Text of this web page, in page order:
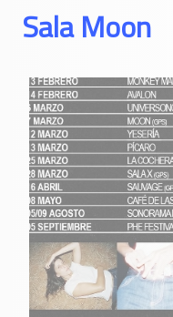
Sala Moon